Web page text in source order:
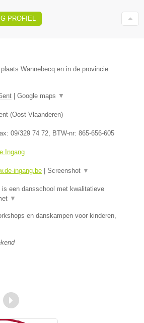
PROFIEL
Wannebecq en in de provincie
Google maps ▼
(Oost-Vlaanderen)
09/329 74 72 , BTW-nr: 865-656-605
Ingang
ingang.be Screenshot ▼
is een dansschool met kwalitatieve
▼
en danskampen voor kinderen,